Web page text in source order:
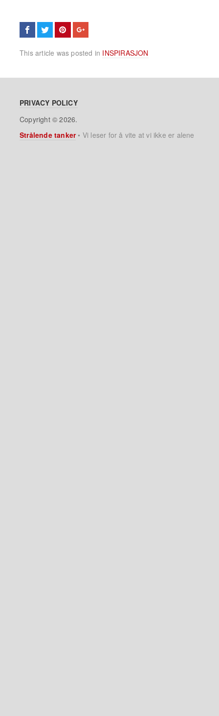
This article was posted in INSPIRASJON
PRIVACY POLICY
Copyright © 2026.
Strålende tanker• Vi leser for å vite at vi ikke er alene